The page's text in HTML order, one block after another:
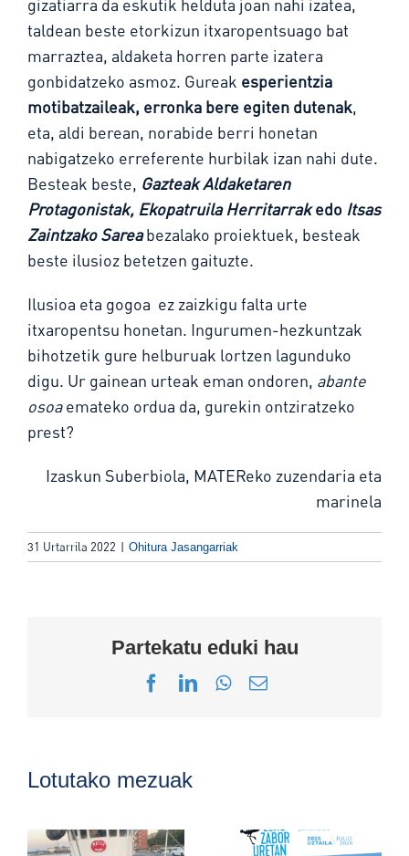
gizatiarra da eskutik helduta joan nahi izatea,
taldean beste etorkizun itxaropentsuago bat
marraztea, aldaketa horren parte izatera
gonbidatzeko asmoz. Gureak esperientzia
motibatzaileak, erronka bere egiten dutenak,
eta, aldi berean, norabide berri honetan
nabigatzeko erreferente hurbilak izan nahi dute.
Besteak beste, Gazteak Aldaketaren
Protagonistak, Ekopatruila Herritarrakedo Itsas
Zaintzako Sareabezalako proiektuek, besteak
beste ilusioz betetzen gaituzte.
Ilusioa eta gogoa ez zaizkigu falta urte
itxaropentsu honetan. Ingurumen-hezkuntzak
bihotzetik gure helburuak lortzen lagunduko
digu. Ur gainean urteak eman ondoren, abante
osoaemateko ordua da, gurekin ontziratzeko
prest?
Izaskun Suberbiola, MATEReko zuzendaria eta
marinela
31 Urtarrila 2022 | Ohitura Jasangarriak
Partekatu eduki hau
Facebook
LinkedInWhatsApp
Email
Lotutako mezuak